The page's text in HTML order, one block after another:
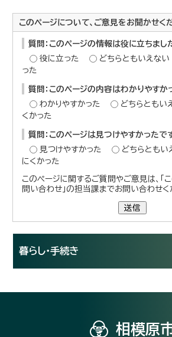
このページについて、ご意見をお聞かせく
質問：このページの情報は役に立ちまし
役に立った
どちらともいえない
った
質問：このページの内容はわかりやすか
わかりやすかった
どちらともい
くかった
質問：このページは見つけやすかったで
見つけやすかった
どちらともい
にくかった
このページに関するご質問やご意見は、「
問い合わせ」の担当課までお問い合わせく
送信
暮らし・手続き
相模原